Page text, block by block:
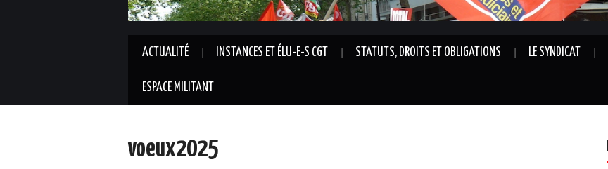
ACTUALITÉ INSTANCES ET ÉLU-E-S CGT STATUTS, DROITS ET OBLIGATIONS LE SYNDICAT
ESPACE MILITANT
voeux2025